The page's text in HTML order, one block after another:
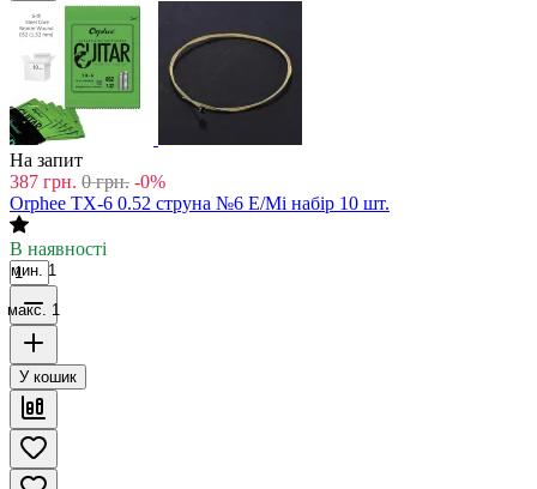
На запит
387 грн. 0 грн. -0%
Orphee TX-6 0.52 струна №6 E/Мі набір 10 шт.
В наявності
мин. 1
макс. 1
У кошик